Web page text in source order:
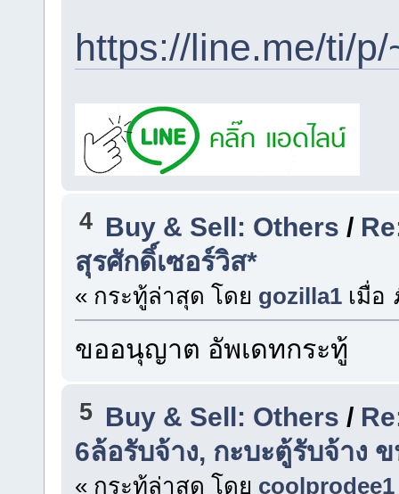
https://line.me/ti/
4 Buy & Sell: Others /
สุรศักดิ์เซอร์วิส*
« กระทู้ล่าสุด โดย gozilla1 เมื่อ
ขออนุญาต อัพเดทกระทู้
5 Buy & Sell: Others /
6ล้อรับจ้าง, กะบะตู้รับจ้าง
« กระทู้ล่าสุด โดย coolprodee1